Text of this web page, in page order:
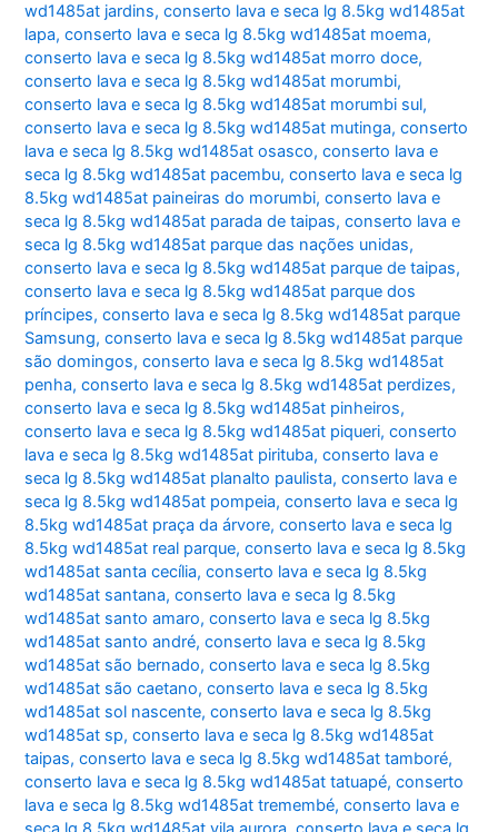
wd1485at jardins,conserto lava e seca lg 8.5kg wd1485at
lapa,conserto lava e seca lg 8.5kg wd1485at moema,
conserto lava e seca lg 8.5kg wd1485at morro doce,
conserto lava e seca lg 8.5kg wd1485at morumbi,
conserto lava e seca lg 8.5kg wd1485at morumbi sul,
conserto lava e seca lg 8.5kg wd1485at mutinga,conserto
lava e seca lg 8.5kg wd1485at osasco,conserto lava e
seca lg 8.5kg wd1485at pacembu,conserto lava e seca lg
8.5kg wd1485at paineiras do morumbi,conserto lava e
seca lg 8.5kg wd1485at parada de taipas,conserto lava e
seca lg 8.5kg wd1485at parque das nações unidas,
conserto lava e seca lg 8.5kg wd1485at parque de taipas,
conserto lava e seca lg 8.5kg wd1485at parque dos
príncipes,conserto lava e seca lg 8.5kg wd1485at parque
Samsung,conserto lava e seca lg 8.5kg wd1485at parque
são domingos,conserto lava e seca lg 8.5kg wd1485at
penha,conserto lava e seca lg 8.5kg wd1485at perdizes,
conserto lava e seca lg 8.5kg wd1485at pinheiros,
conserto lava e seca lg 8.5kg wd1485at piqueri,conserto
lava e seca lg 8.5kg wd1485at pirituba,conserto lava e
seca lg 8.5kg wd1485at planalto paulista,conserto lava e
seca lg 8.5kg wd1485at pompeia,conserto lava e seca lg
8.5kg wd1485at praça da árvore,conserto lava e seca lg
8.5kg wd1485at real parque,conserto lava e seca lg 8.5kg
wd1485at santa cecília,conserto lava e seca lg 8.5kg
wd1485at santana,conserto lava e seca lg 8.5kg
wd1485at santo amaro,conserto lava e seca lg 8.5kg
wd1485at santo andré,conserto lava e seca lg 8.5kg
wd1485at são bernado,conserto lava e seca lg 8.5kg
wd1485at são caetano,conserto lava e seca lg 8.5kg
wd1485at sol nascente,conserto lava e seca lg 8.5kg
wd1485at sp,conserto lava e seca lg 8.5kg wd1485at
taipas,conserto lava e seca lg 8.5kg wd1485at tamboré,
conserto lava e seca lg 8.5kg wd1485at tatuapé,conserto
lava e seca lg 8.5kg wd1485at tremembé,conserto lava e